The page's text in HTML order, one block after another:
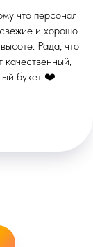
что персонал
и хорошо
Рада, что
качественный,
букет ❤️